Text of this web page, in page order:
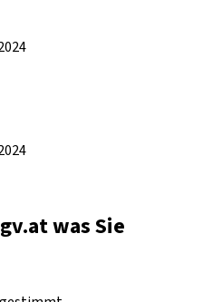
was Sie